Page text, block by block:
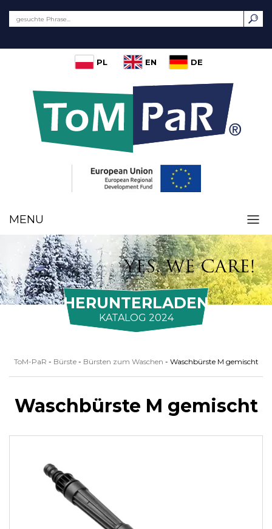
PL EN DE
MENU
HERUNTERLADEN
KATALOG 2024
ToM-PaR - Bürste - Bürsten zum Waschen - Waschbürste M gemischt
Waschbürste M gemischt